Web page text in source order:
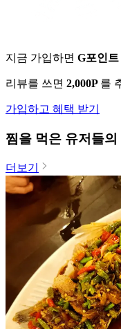
지금 가입하면 G포인트
리뷰를 쓰면 2,000P 를
가입하고 혜택 받기
찜을 먹은 유저들
더보기